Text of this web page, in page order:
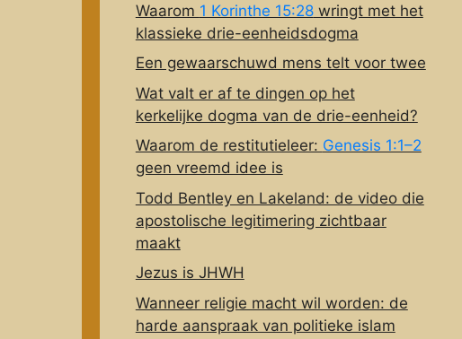
Waarom 1 Korinthe 15:28wringt met het
klassieke drie-eenheidsdogma
Een gewaarschuwd mens telt voor twee
Wat valt er af te dingen op het
kerkelijke dogma van de drie-eenheid?
Waarom de restitutieleer: Genesis 1:1–2
geen vreemd idee is
Todd Bentley en Lakeland: de video die
apostolische legitimering zichtbaar
maakt
Jezus is JHWH
Wanneer religie macht wil worden: de
harde aanspraak van politieke islam